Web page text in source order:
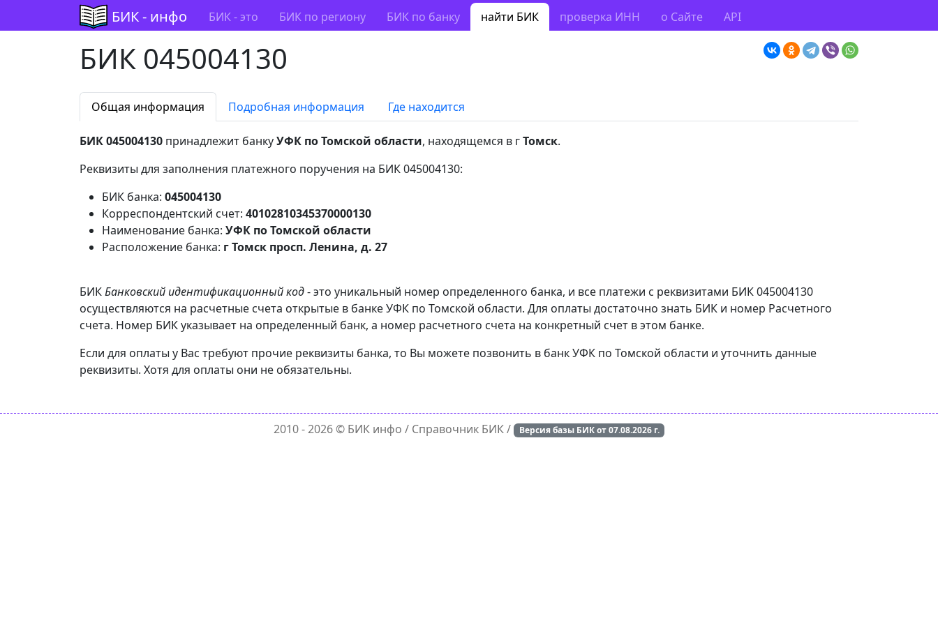
БИК - инфо БИК - это БИК по региону БИК по банку найти БИК проверка ИНН о Сайте API
БИК 045004130
Общая информация Подробная информация Где находится
БИК 045004130 принадлежит банкуУФК по Томской области, находящемся в гТомск.
Реквизиты для заполнения платежного поручения на БИК 045004130:
БИК банка: 045004130
Корреспондентский счет: 40102810345370000130
Наименование банка: УФК по Томской области
Расположение банка: г Томск просп. Ленина, д. 27
БИКБанковский идентификационный код- это уникальный номер определенного банка, и все платежи с реквизитами БИК 045004130
осуществляются на расчетные счета открытые в банке УФК по Томской области. Для оплаты достаточно знать БИК и номер Расчетного
счета. Номер БИК указывает на определенный банк, а номер расчетного счета на конкретный счет в этом банке.
Если для оплаты у Вас требуют прочие реквизиты банка, то Вы можете позвонить в банк УФК по Томской области и уточнить данные
реквизиты. Хотя для оплаты они не обязательны.
2010 - 2026 © БИК инфо / Справочник БИК / Версия базы БИК от07.08.2026г.